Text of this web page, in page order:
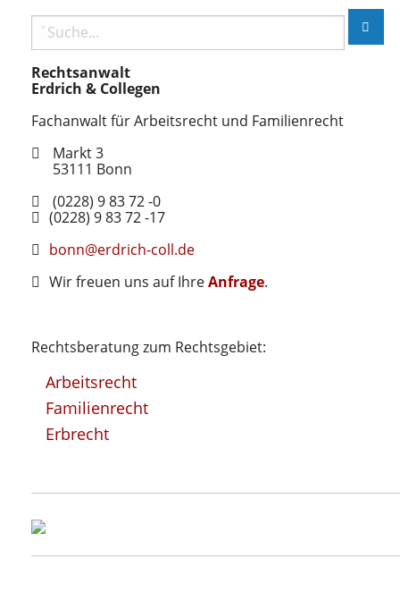
Rechtsanwalt
Erdrich & Collegen
Fachanwalt für Arbeitsrecht und Familienrecht
Markt 3
53111 Bonn
(0228) 9 83 72 -0
(0228) 9 83 72 -17
bonn@erdrich-coll.de
Wir freuen uns auf IhreAnfrage.
Rechtsberatung zum Rechtsgebiet:
Arbeitsrecht
Familienrecht
Erbrecht